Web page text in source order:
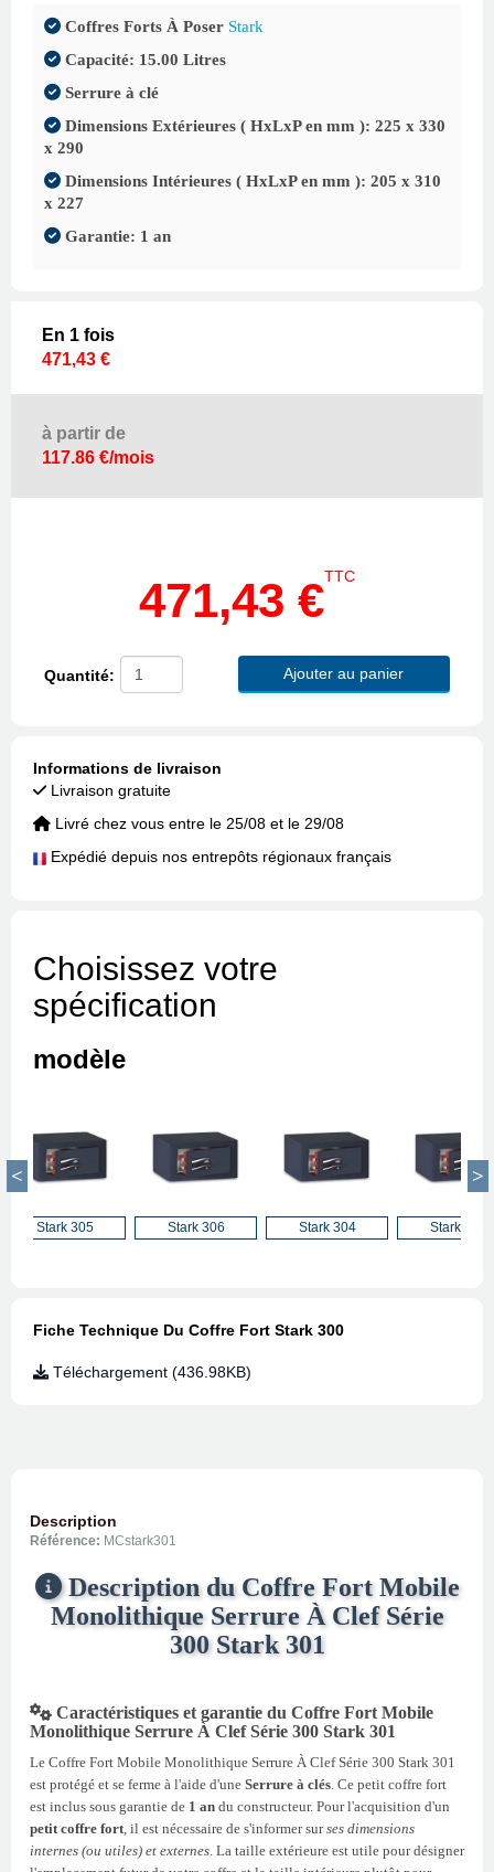
Coffres Forts À Poser Stark
Capacité: 15.00 Litres
Serrure à clé
Dimensions Extérieures ( HxLxP en mm ): 225 x 330
x 290
Dimensions Intérieures ( HxLxP en mm ): 205 x 310
x 227
Garantie: 1 an
à partir de
117.86 €/mois
En 1 fois
471,43 €
471,43 €TTC
Quantité: Ajouter au panier
Choisissez votre
spécification
modèle
Stark 305 Stark 306 Stark 304 Stark 302
Informations de livraison
Livraison gratuite
Livré chez vous entre le 25/08 et le 29/08
Expédié depuis nos entrepôts régionaux français
Fiche Technique Du Coffre Fort Stark 300
Téléchargement (436.98KB)
Description
Référence: MCstark301
Description du Coffre Fort Mobile
Monolithique Serrure À Clef Série
300 Stark 301
Caractéristiques et garantie du Coffre Fort Mobile
Monolithique Serrure À Clef Série 300 Stark 301
Le Coffre Fort Mobile Monolithique Serrure À Clef Série 300 Stark 301
est protégé et se ferme à l'aide d'une Serrure à clés. Ce petit coffre fort
est inclus sous garantie de 1 an du constructeur. Pour l'acquisition d'un
petit coffre fort, il est nécessaire de s'informer surses dimensions
internes (ou utiles) et externes. La taille extérieure est utile pour désigner